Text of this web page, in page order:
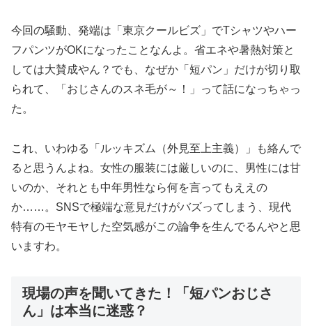
今回の騒動、発端は「東京クールビズ」でTシャツやハー
フパンツがOKになったことなんよ。省エネや暑熱対策と
しては大賛成やん？でも、なぜか「短パン」だけが切り取
られて、「おじさんのスネ毛が～！」って話になっちゃっ
た。
これ、いわゆる「ルッキズム（外見至上主義）」も絡んで
ると思うんよね。女性の服装には厳しいのに、男性には甘
いのか、それとも中年男性なら何を言ってもええの
か……。SNSで極端な意見だけがバズってしまう、現代
特有のモヤモヤした空気感がこの論争を生んでるんやと思
いますわ。
現場の声を聞いてきた！「短パンおじさ
ん」は本当に迷惑？